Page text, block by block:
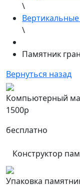
\
\
Памятник
Вернуться назад
Компьютерный
1500р
бесплатно
Конструктор
Упаковка